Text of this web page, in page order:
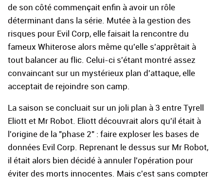
de son côté commençait enfin à avoir un rôle
déterminant dans la série. Mutée à la gestion des
risques pour Evil Corp, elle faisait la rencontre du
fameux Whiterose alors même qu'elle s'apprêtait à
tout balancer au flic. Celui-ci s'étant montré assez
convaincant sur un mystérieux plan d'attaque, elle
acceptait de rejoindre son camp.
La saison se concluait sur un joli plan à 3 entre Tyrell
Eliott et Mr Robot. Eliott découvrait alors qu'il était à
l'origine de la "phase 2" : faire exploser les bases de
données Evil Corp. Reprenant le dessus sur Mr Robot,
il était alors bien décidé à annuler l'opération pour
éviter des morts innocentes. Mais c'est sans compter